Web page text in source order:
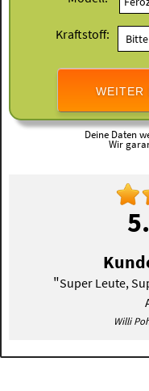
Kraftstoff:
Deine Daten
Wir
"Super Leute,
Willi